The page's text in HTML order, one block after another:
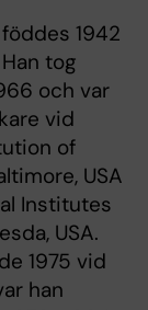
föddes 1942
tog
och var
vid
of
USA
Institutes
USA.
1975 vid
han